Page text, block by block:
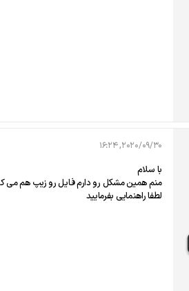
2020/09/30, 16:24
با سلام
منم همین مشکل رو دارم فایل رو زیپ هم می
لطفا راهنمایی بفرمایید